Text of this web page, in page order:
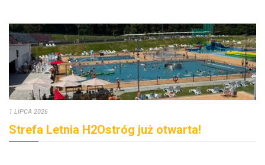
1 LIPCA 2026
Strefa Letnia H2Ostróg już otwarta!